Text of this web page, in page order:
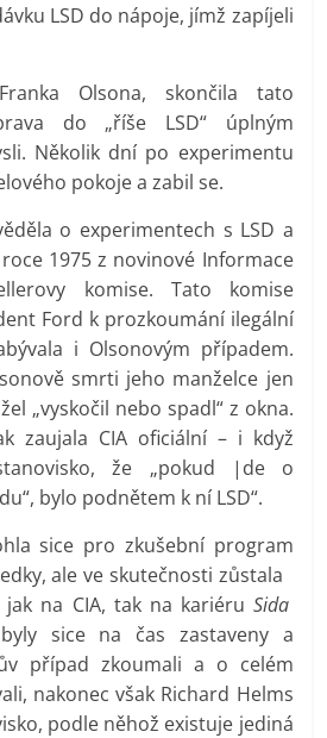
LSD do nápoje, jímž zapíjeli
Olsona, skončila tato
do „říše LSD“ úplným
Několik dní po experimentu
pokoje a zabil se.
o experimentech s LSD a
1975 z novinové Informace
komise. Tato komise
Ford k prozkoumání ilegální
i Olsonovým případem.
smrti jeho manželce jen
„vyskočil nebo spadl“ z okna.
zaujala CIA oficiální – i když
že „pokud |de o
bylo podnětem k ní LSD“.
sice pro zkušební program
ale ve skutečnosti zůstala
na CIA, tak na kariéru Sida
sice na čas zastaveny a
případ zkoumali a o celém
nakonec však Richard Helms
podle něhož existuje jediná